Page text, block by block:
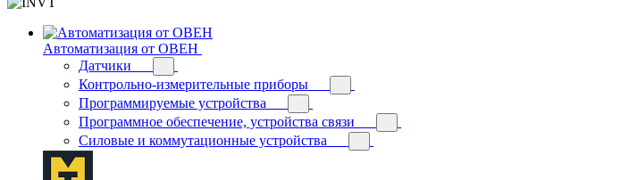
Автоматизация от ОВЕН
Датчики
Контрольно-измерительные приборы
Программируемые устройства
Программное обеспечение, устройства связи
Силовые и коммутационные устройства